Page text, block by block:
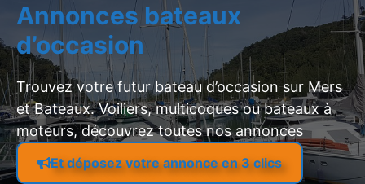
Annonces bateaux
d’occasion
Trouvez votre futur bateau d’occasion sur Mers
et Bateaux. Voiliers, multicoques ou bateaux à
moteurs, découvrez toutes nos annonces
Et déposez votre annonce en 3 clics